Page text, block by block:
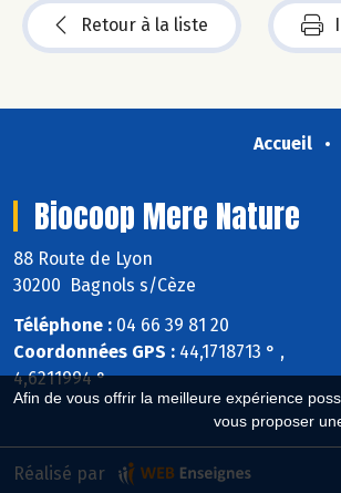
Afin de vous offrir la meilleure expérience
vous proposer
Retour à la liste
Accueil
Biocoop Mere Nature
88 Route de Lyon
30200 Bagnols s/Cèze
Téléphone : 04 66 39 81 20
Coordonnées GPS : 44,1718713 ° ,
4,6211994 °
Réalisé par